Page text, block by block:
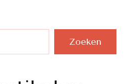
Zoeken